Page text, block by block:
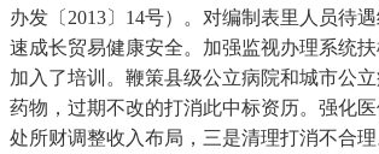
办发〔2013〕14号）。对编制表里人员待
速成长贸易健康安全。加强监视办理系统扶
加入了培训。鞭策县级公立病院和城市公
药物，过期不改的打消此中标资历。强化医
处所财调整收入布局，三是清理打消不合